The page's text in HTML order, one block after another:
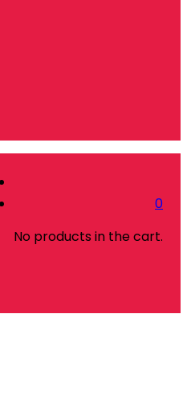
0
No products in the cart.